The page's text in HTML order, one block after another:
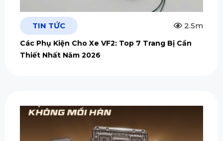
TIN TỨC 2.5m
Các Phụ Kiện Cho Xe VF2: Top 7 Trang Bị Cần
Thiết Nhất Năm 2026